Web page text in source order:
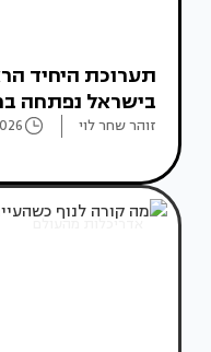
תערוכת היחיד
בישראל נפתחה
זוהר שחר לוי
אדריכלות מהעולם